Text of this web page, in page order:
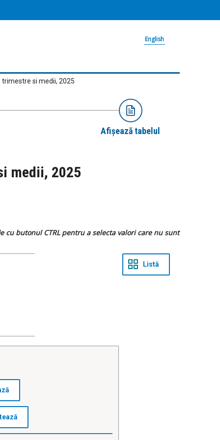
English
si medii, 2025
Afișează tabelul
medii, 2025
butonul CTRL pentru a selecta valori care nu sunt